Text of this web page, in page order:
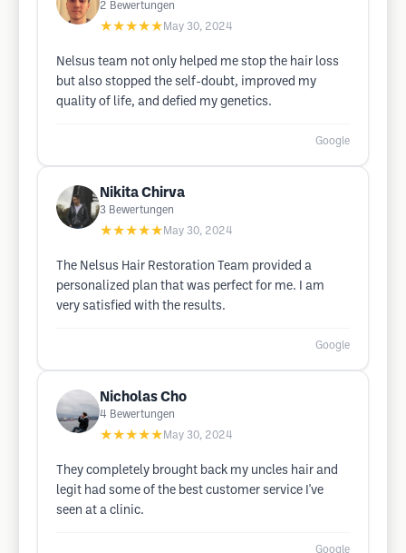
2 Bewertungen
★★★★★ May 30, 2024
Nelsus team not only helped me stop the hair loss
but also stopped the self-doubt, improved my
quality of life, and defied my genetics.
Google
Nikita Chirva
3 Bewertungen
★★★★★ May 30, 2024
The Nelsus Hair Restoration Team provided a
personalized plan that was perfect for me. I am
very satisfied with the results.
Google
Nicholas Cho
4 Bewertungen
★★★★★ May 30, 2024
They completely brought back my uncles hair and
legit had some of the best customer service I've
seen at a clinic.
Google